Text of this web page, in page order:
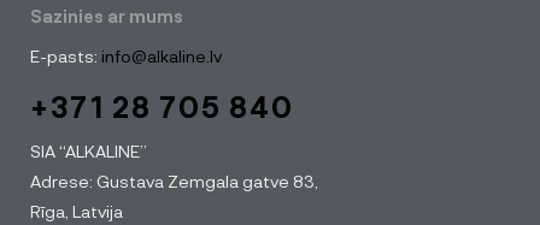
Sazinies ar mums
E-pasts: info@alkaline.lv
+371 28 705 840
SIA “ALKALINE”
Adrese: Gustava Zemgala gatve 83,
Rīga, Latvija